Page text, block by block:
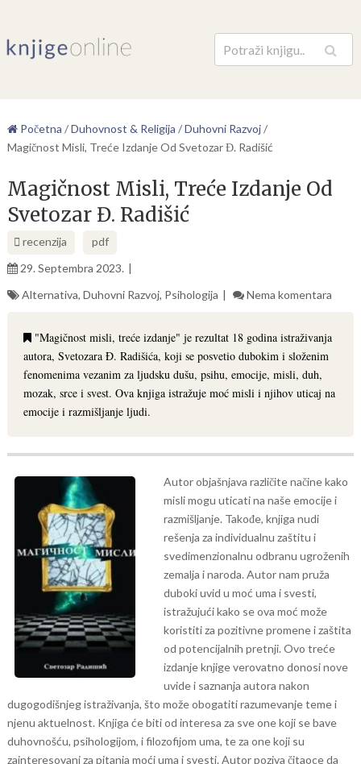
Pretraga
Početna /Duhovnost & Religija /Duhovni Razvoj/
Magičnost Misli, Treće Izdanje Od Svetozar Đ. Radišić
Magičnost Misli, Treće Izdanje Od
Svetozar Đ. Radišić
recenzija
pdf
29. Septembra 2023.
Alternativa, Duhovni Razvoj, Psihologija Nema komentara
"Magičnost misli, treće izdanje" je rezultat 18 godina istraživanja
autora, Svetozara Ð. Radišića, koji se posvetio dubokim i složenim
fenomenima vezanim za ljudsku dušu, psihu, emocije, misli, duh,
mozak, srce i svest. Ova knjiga istražuje moć misli i njihov uticaj na
emocije i razmišljanje ljudi.
Autor objašnjava različite načine kako
misli mogu uticati na naše emocije i
razmišljanje. Takođe, knjiga nudi
rešenja za individualnu zaštitu i
svedimenzionalnu odbranu ugroženih
zemalja i naroda. Autor nam pruža
duboki uvid u moć uma i svesti,
istražujući kako se ova moć može
koristiti za pozitivne promene i zaštita
od potencijalnih pretnji. Ovo treće
izdanje knjige verovatno donosi nove
uvide i saznanja autora nakon
dugogodišnjeg istraživanja, što može obogatiti razumevanje teme i
njenu aktuelnost. Knjiga će biti od interesa za sve one koji se bave
duhovnošću, psihologijom, i filozofijom uma, te za one koji su
zainteresovani za pitanja moći uma i svesti. Autor poziva čitaoce da